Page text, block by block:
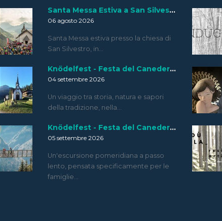
Santa Messa Estiva a San Silvestro
06 agosto 2026
Santa Messa estiva presso la chiesa di
San Silvestro, in…
Knödelfest - Festa del Canederlo: Knödelfest Tour
04 settembre 2026
Un viaggio tra storia, natura e sapori
della tradizione, nella…
Knödelfest - Festa del Canederlo: Knödelfest Tour
05 settembre 2026
Un'escursione pomeridiana a passo
lento, pensata specificamente per le
famiglie…